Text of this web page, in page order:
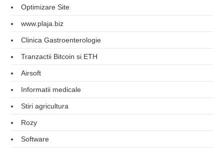
Optimizare Site
www.plaja.biz
Clinica Gastroenterologie
Tranzactii Bitcoin si ETH
Airsoft
Informatii medicale
Stiri agricultura
Rozy
Software